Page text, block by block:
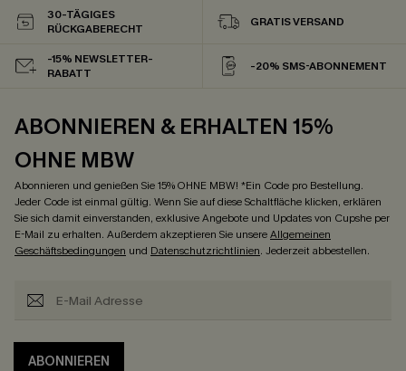
30-TÄGIGES
RÜCKGABERECHT
GRATIS VERSAND
-15% NEWSLETTER-
RABATT
-20% SMS-ABONNEMENT
ABONNIEREN & ERHALTEN 15%
OHNE MBW
Abonnieren und genießen Sie 15% OHNE MBW! *Ein Code pro Bestellung.
Jeder Code ist einmal gültig. Wenn Sie auf diese Schaltfläche klicken, erklären
Sie sich damit einverstanden, exklusive Angebote und Updates von Cupshe per
E-Mail zu erhalten. Außerdem akzeptieren Sie unsereAllgemeinen
Geschäftsbedingungen und Datenschutzrichtlinien. Jederzeit abbestellen.
ABONNIEREN